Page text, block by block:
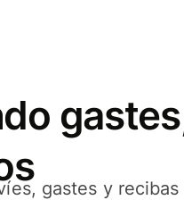
gastes y